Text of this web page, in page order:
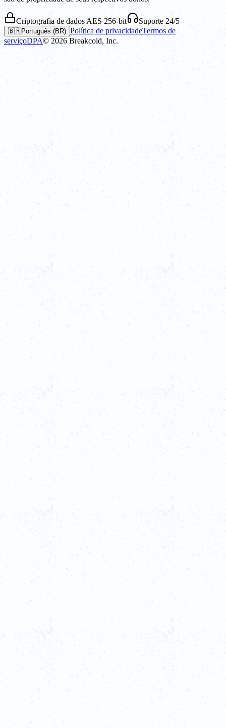
Criptografia de dados AES 256-bit Suporte 24/5
🇧🇷Português (BR) Política de privacidadeTermos de
serviçoDPA© 2026 Breakcold, Inc.